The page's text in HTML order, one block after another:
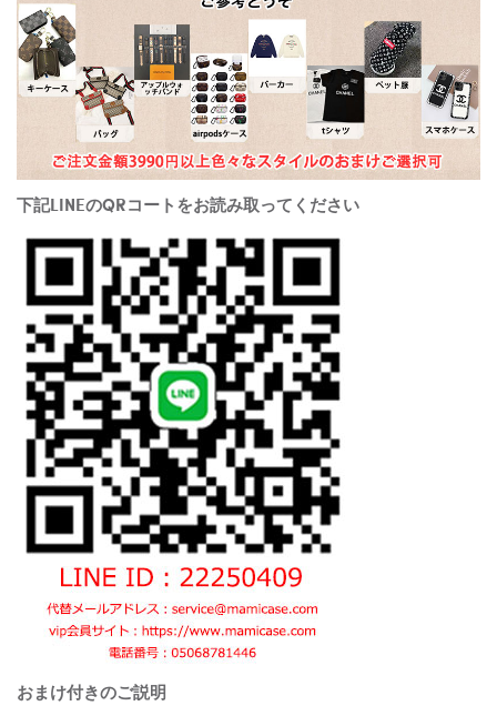
下記LINEのQRコートをお読み取ってください
おまけ付きのご説明